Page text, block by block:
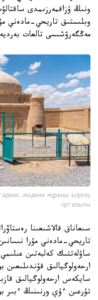
ونىڭ ۇزاقمەرزىمدى
وبلىستىق تاريحي-مادەني
مەڭگەرۋشىسى تالعات
мәдени мұраны қорғау
орталығы
سىعاناق قالاشىعىنا
تاريحي-مادەني مۇرا
ساۋلەتتىك كەلبەتىن
ارحەولوگيالىق قۇندىلىعىن
تۇرعىن ءۇي ورنىنىڭ ءبىر